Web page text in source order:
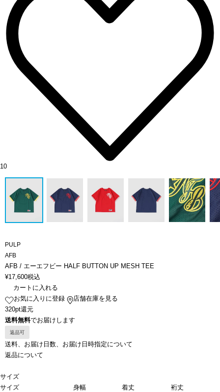
10
PULP
AFB
AFB / エーエフビー HALF BUTTON UP MESH TEE
¥17,600税込
カートに入れる
お気に入りに登録
店舗在庫を見る
320pt還元
送料無料でお届けします
返品可
送料、お届け日数、お届け日時指定について
返品について
サイズ
サイズ
身幅 着丈
裄丈